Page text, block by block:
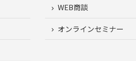
WEB商談
オンラインセミナー